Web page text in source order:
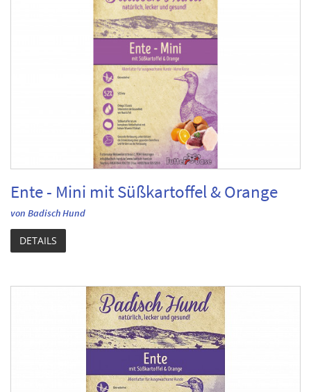
Ente - Mini mit Süßkartoffel & Orange
von Badisch Hund
DETAILS